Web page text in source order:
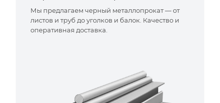
Мы предлагаем черный металлопрокат — от
листов и труб до уголков и балок. Качество и
оперативная доставка.